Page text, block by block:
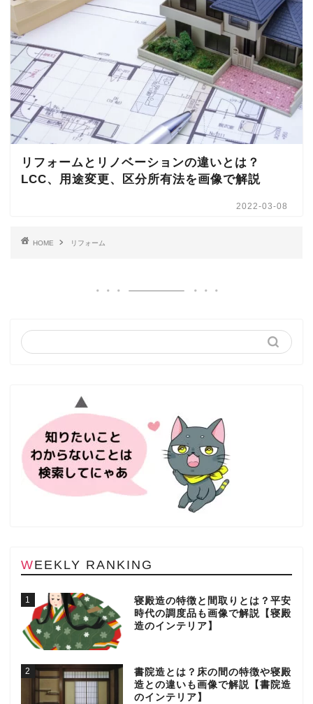
リフォームとリノベーションの違いとは？
LCC、用途変更、区分所有法を画像で解説
2022-03-08
HOME リフォーム
WEEKLY RANKING
1
寝殿造の特徴と間取りとは？平安
時代の調度品も画像で解説【寝殿
造のインテリア】
2
書院造とは？床の間の特徴や寝殿
造との違いも画像で解説【書院造
のインテリア】